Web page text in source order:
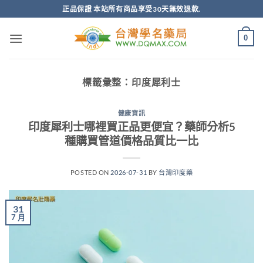
轉
正品保證 本站所有商品享受30天無效退款.
0
標籤彙整： 印度犀利士
健康資訊
印度犀利士哪裡買正品更便宜？藥師分析5
種購買管道價格品質比一比
POSTED ON 2026-07-31 BY 台灣印度藥
31
7 月